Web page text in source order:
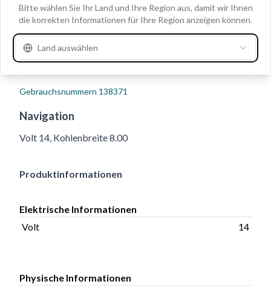
Gebrauchsnummern 138371
Navigation
Volt 14, Kohlenbreite 8.00
Produktinformationen
Elektrische Informationen
Volt
14
Physische Informationen
Bitte wählen Sie Ihr Land und Ihre Region aus, damit wir Ihnen
die korrekten Informationen für Ihre Region anzeigen können.
Land auswählen